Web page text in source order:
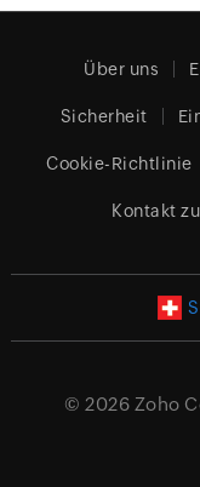
Über uns
Sicherheit
Cookie-Richtlinie
Kontakt
© 2026 Zoho